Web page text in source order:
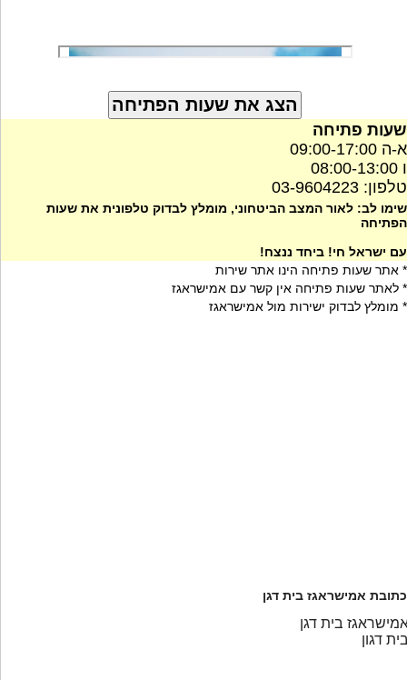
שעות פתיחה
א-ה 09:00-17:00
ו 08:00-13:00
טלפון: 03-9604223
שימו לב: לאור המצב הביטחוני, מומלץ לבדוק טלפונית את שעות
הפתיחה
עם ישראל חי! ביחד ננצח!
* אתר שעות פתיחה הינו אתר שירות
* לאתר שעות פתיחה אין קשר עם אמישראגז
* מומלץ לבדוק ישירות מול אמישראגז
כתובת אמישראגז בית דגן
בית דגן
דגון